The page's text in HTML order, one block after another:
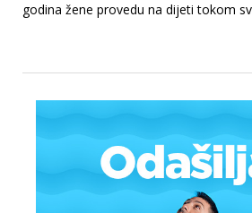
godina žene provedu na dijeti tokom